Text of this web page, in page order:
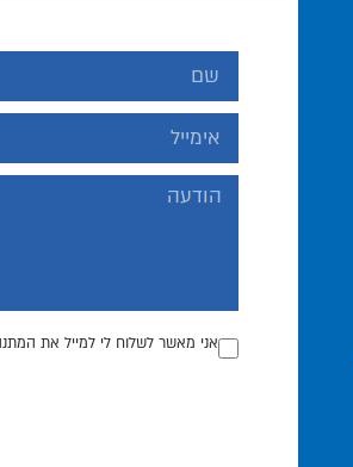
אני מאשר לשלוח לי למייל את